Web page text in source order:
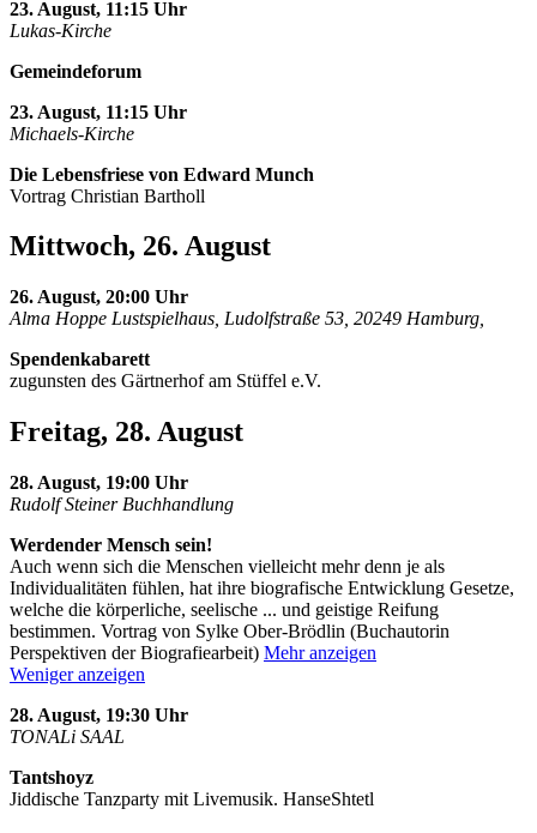
23. August, 11:15 Uhr
Lukas-Kirche
Gemeindeforum
23. August, 11:15 Uhr
Michaels-Kirche
Die Lebensfriese von Edward Munch
Vortrag Christian Bartholl
Mittwoch, 26. August
26. August, 20:00 Uhr
Alma Hoppe Lustspielhaus, Ludolfstraße 53, 20249 Hamburg,
Spendenkabarett
zugunsten des Gärtnerhof am Stüffel e.V.
Freitag, 28. August
28. August, 19:00 Uhr
Rudolf Steiner Buchhandlung
Werdender Mensch sein!
Auch wenn sich die Menschen vielleicht mehr denn je als
Individualitäten fühlen, hat ihre biografische Entwicklung Gesetze,
welche die körperliche, seelische ... und geistige Reifung
bestimmen. Vortrag von Sylke Ober-Brödlin (Buchautorin
Perspektiven der Biografiearbeit) Mehr anzeigen
Weniger anzeigen
28. August, 19:30 Uhr
TONALi SAAL
Tantshoyz
Jiddische Tanzparty mit Livemusik. HanseShtetl